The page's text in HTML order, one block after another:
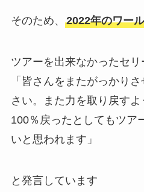
そのため、 2022年のワー
ツアーを出来なかったセ
「皆さんをまたがっかり
さい。また力を取り戻すよ
100％戻ったとしてもツア
いと思われます」
と発言しています